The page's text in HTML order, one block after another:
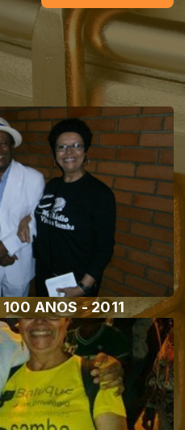
100 ANOS - 2011